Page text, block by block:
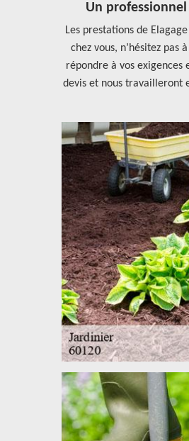
Un
Les prestations de
chez vous, n’hésitez
répondre à vos exigences
devis et nous travailleront